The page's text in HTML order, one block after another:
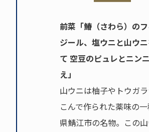
前菜「鰆（さわら）の
ジール、塩ウニと山ウ
て 空豆のピュレとニン
え」
山ウニは柚子やトウガ
こんで作られた薬味の
県鯖江市の名物。この